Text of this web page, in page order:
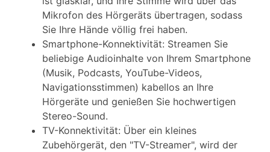
Mikrofon des Hörgeräts übertragen, sodass
Sie Ihre Hände völlig frei haben.
Smartphone-Konnektivität: Streamen Sie
beliebige Audioinhalte von Ihrem Smartphone
(Musik, Podcasts, YouTube-Videos,
Navigationsstimmen) kabellos an Ihre
Hörgeräte und genießen Sie hochwertigen
Stereo-Sound.
TV-Konnektivität: Über ein kleines
Zubehörgerät, den "TV-Streamer", wird der